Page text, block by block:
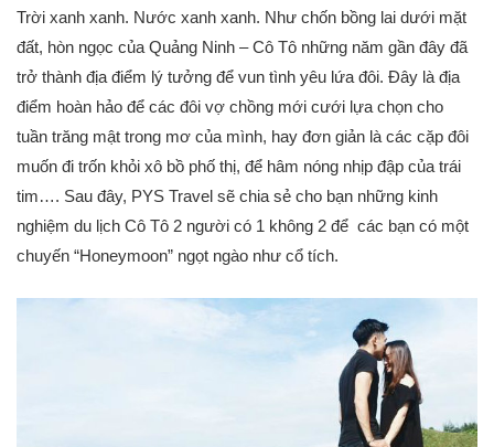
Trời xanh xanh. Nước xanh xanh. Như chốn bồng lai dưới mặt
đất, hòn ngọc của Quảng Ninh – Cô Tô những năm gần đây đã
trở thành địa điểm lý tưởng để vun tình yêu lứa đôi. Đây là địa
điểm hoàn hảo để các đôi vợ chồng mới cưới lựa chọn cho
tuần trăng mật trong mơ của mình, hay đơn giản là các cặp đôi
muốn đi trốn khỏi xô bồ phố thị, để hâm nóng nhịp đập của trái
tim…. Sau đây, PYS Travel sẽ chia sẻ cho bạn những kinh
nghiệm du lịch Cô Tô 2 người có 1 không 2 để các bạn có một
chuyến “Honeymoon” ngọt ngào như cổ tích.